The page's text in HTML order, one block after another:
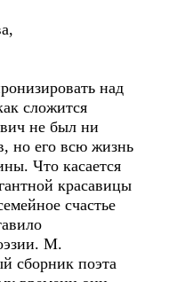
над
сложится
не был ни
но его всю жизнь
Что касается
красавицы
счастье
М.
сборник поэта